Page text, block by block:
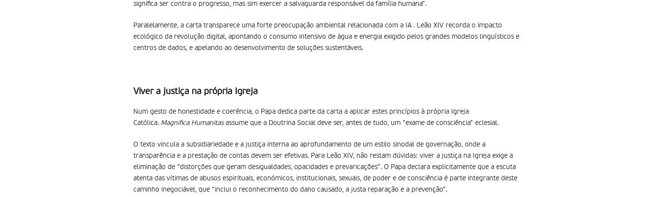
significa ser contra o progresso, mas sim exercer a salvaguarda responsável da família humana”.
Paralelamente, a carta transparece uma forte preocupação ambiental relacionada com a IA . Leão XIV recorda o impacto
ecológico da revolução digital, apontando o consumo intensivo de água e energia exigido pelos grandes modelos linguísticos e
centros de dados, e apelando ao desenvolvimento de soluções sustentáveis.
Viver a justiça na própria Igreja
Num gesto de honestidade e coerência, o Papa dedica parte da carta a aplicar estes princípios à própria Igreja
Católica. Magnifica Humanitasassume que a Doutrina Social deve ser, antes de tudo, um “exame de consciência” eclesial.
O texto vincula a subsidiariedade e a justiça interna ao aprofundamento de um estilo sinodal de governação, onde a
transparência e a prestação de contas devem ser efetivas. Para Leão XIV, não restam dúvidas: viver a justiça na Igreja exige a
eliminação de “distorções que geram desigualdades, opacidades e prevaricações”. O Papa declara explicitamente que a escuta
atenta das vítimas de abusos espirituais, económicos, institucionais, sexuais, de poder e de consciência é parte integrante deste
caminho inegociável, que “inclui o reconhecimento do dano causado, a justa reparação e a prevenção”.